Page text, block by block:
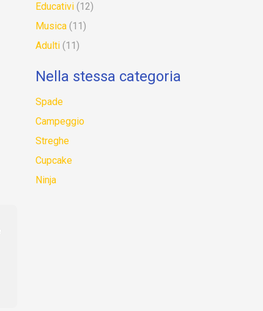
Educativi (12)
Musica (11)
Adulti (11)
Nella stessa categoria
Spade
Campeggio
Streghe
Cupcake
Ninja